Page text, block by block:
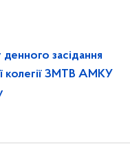
засідання
колегії ЗМТВ АМКУ